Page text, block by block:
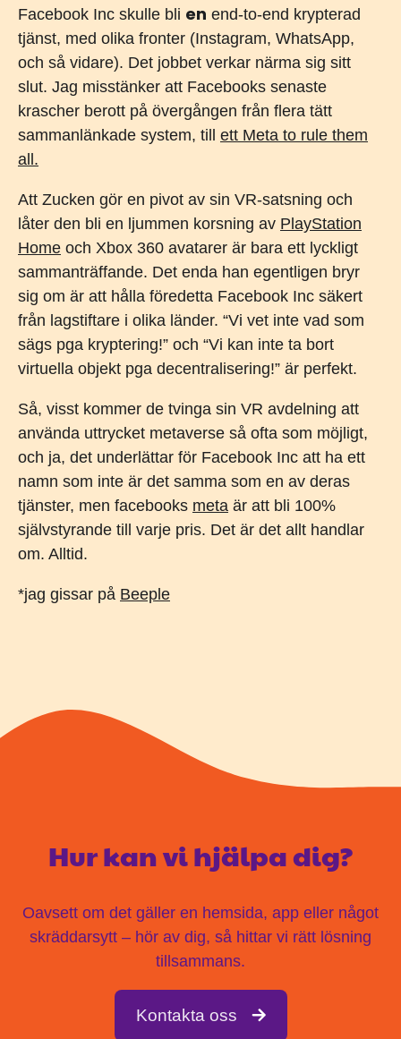
Facebook Inc skulle bli en end-to-end krypterad
tjänst, med olika fronter (Instagram, WhatsApp,
och så vidare). Det jobbet verkar närma sig sitt
slut. Jag misstänker att Facebooks senaste
krascher berott på övergången från flera tätt
sammanlänkade system, till ett Meta to rule them
all.
Att Zucken gör en pivot av sin VR-satsning och
låter den bli en ljummen korsning av PlayStation
Home och Xbox 360 avatarer är bara ett lyckligt
sammanträffande. Det enda han egentligen bryr
sig om är att hålla föredetta Facebook Inc säkert
från lagstiftare i olika länder. “Vi vet inte vad som
sägs pga kryptering!” och “Vi kan inte ta bort
virtuella objekt pga decentralisering!” är perfekt.
Så, visst kommer de tvinga sin VR avdelning att
använda uttrycket metaverse så ofta som möjligt,
och ja, det underlättar för Facebook Inc att ha ett
namn som inte är det samma som en av deras
tjänster, men facebooks meta är att bli 100%
självstyrande till varje pris. Det är det allt handlar
om. Alltid.
*jag gissar på Beeple
Hur kan vi hjälpa dig?
Oavsett om det gäller en hemsida, app eller något
skräddarsytt – hör av dig, så hittar vi rätt lösning
tillsammans.
Kontakta oss